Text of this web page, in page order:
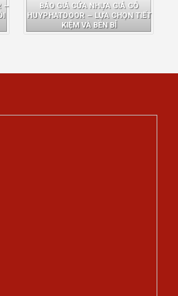
–
BÁO GIÁ CỬA NHỰA GIẢ GỖ
HUYPHATDOOR – LỰA CHỌN TIẾT
KIỆM VÀ BỀN BỈ